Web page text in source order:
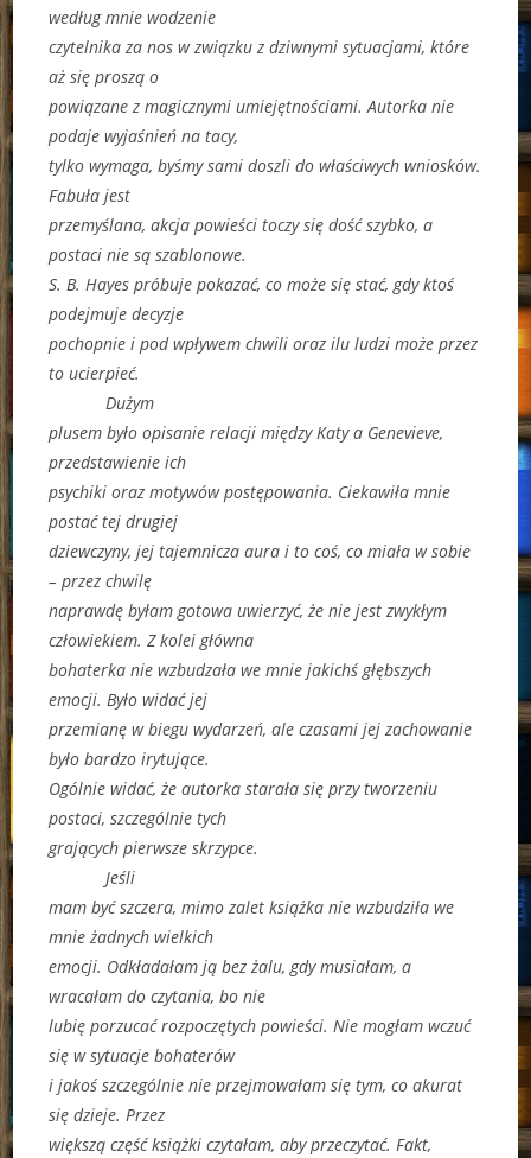
według mnie wodzenie
czytelnika za nos w związku z dziwnymi sytuacjami, które
aż się proszą o
powiązane z magicznymi umiejętnościami. Autorka nie
podaje wyjaśnień na tacy,
tylko wymaga, byśmy sami doszli do właściwych wniosków.
Fabuła jest
przemyślana, akcja powieści toczy się dość szybko, a
postaci nie są szablonowe.
S. B. Hayes próbuje pokazać, co może się stać, gdy ktoś
podejmuje decyzje
pochopnie i pod wpływem chwili oraz ilu ludzi może przez
to ucierpieć.
Dużym
plusem było opisanie relacji między Katy a Genevieve,
przedstawienie ich
psychiki oraz motywów postępowania. Ciekawiła mnie
postać tej drugiej
dziewczyny, jej tajemnicza aura i to coś, co miała w sobie
– przez chwilę
naprawdę byłam gotowa uwierzyć, że nie jest zwykłym
człowiekiem. Z kolei główna
bohaterka nie wzbudzała we mnie jakichś głębszych
emocji. Było widać jej
przemianę w biegu wydarzeń, ale czasami jej zachowanie
było bardzo irytujące.
Ogólnie widać, że autorka starała się przy tworzeniu
postaci, szczególnie tych
grających pierwsze skrzypce.
Jeśli
mam być szczera, mimo zalet książka nie wzbudziła we
mnie żadnych wielkich
emocji. Odkładałam ją bez żalu, gdy musiałam, a
wracałam do czytania, bo nie
lubię porzucać rozpoczętych powieści. Nie mogłam wczuć
się w sytuacje bohaterów
i jakoś szczególnie nie przejmowałam się tym, co akurat
się dzieje. Przez
większą część książki czytałam, aby przeczytać. Fakt,